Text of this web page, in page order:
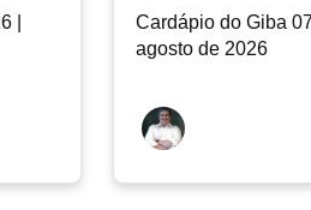
|
Cardápio do Giba
agosto de 2026